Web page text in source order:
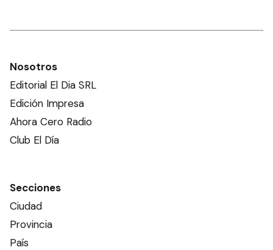
Nosotros
Editorial El Dia SRL
Edición Impresa
Ahora Cero Radio
Club El Día
Secciones
Ciudad
Provincia
País